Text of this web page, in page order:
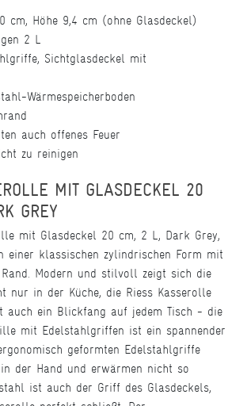
cm, Höhe 9,4 cm (ohne Glasdeckel)
2 L
Sichtglasdeckel mit
Wärmespeicherboden
auch offenes Feuer
zu reinigen
MIT GLASDECKEL 20
GREY
mit Glasdeckel 20 cm, 2 L, Dark Grey,
einer klassischen zylindrischen Form mit
Modern und stilvoll zeigt sich die
nur in der Küche, die Riess Kasserolle
auch ein Blickfang auf jedem Tisch - die
mit Edelstahlgriffen ist ein spannender
geformten Edelstahlgriffe
der Hand und erwärmen nicht so
ist auch der Griff des Glasdeckels,